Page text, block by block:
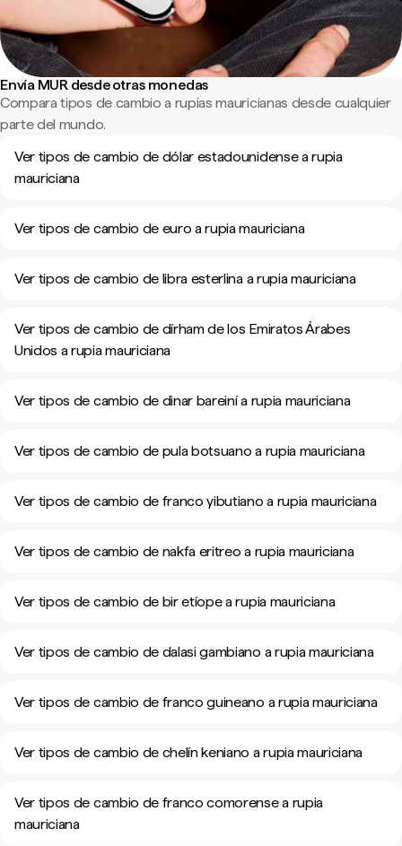
Envía MUR desde otras monedas
Compara tipos de cambio a rupias mauricianas desde cualquier
parte del mundo.
Ver tipos de cambio de dólar estadounidense a rupia
mauriciana
Ver tipos de cambio de euro a rupia mauriciana
Ver tipos de cambio de libra esterlina a rupia mauriciana
Ver tipos de cambio de dírham de los Emiratos Árabes
Unidos a rupia mauriciana
Ver tipos de cambio de dinar bareiní a rupia mauriciana
Ver tipos de cambio de pula botsuano a rupia mauriciana
Ver tipos de cambio de franco yibutiano a rupia mauriciana
Ver tipos de cambio de nakfa eritreo a rupia mauriciana
Ver tipos de cambio de bir etíope a rupia mauriciana
Ver tipos de cambio de dalasi gambiano a rupia mauriciana
Ver tipos de cambio de franco guineano a rupia mauriciana
Ver tipos de cambio de chelín keniano a rupia mauriciana
Ver tipos de cambio de franco comorense a rupia
mauriciana